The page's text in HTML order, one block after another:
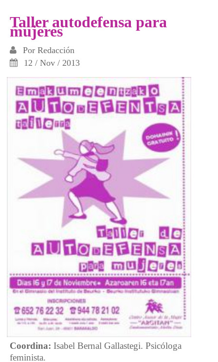
intento?
Taller autodefensa para
mujeres
Por Redacción
12 / Nov / 2013
Coordina: Isabel Bernal Gallastegi. Psicóloga
feminista.